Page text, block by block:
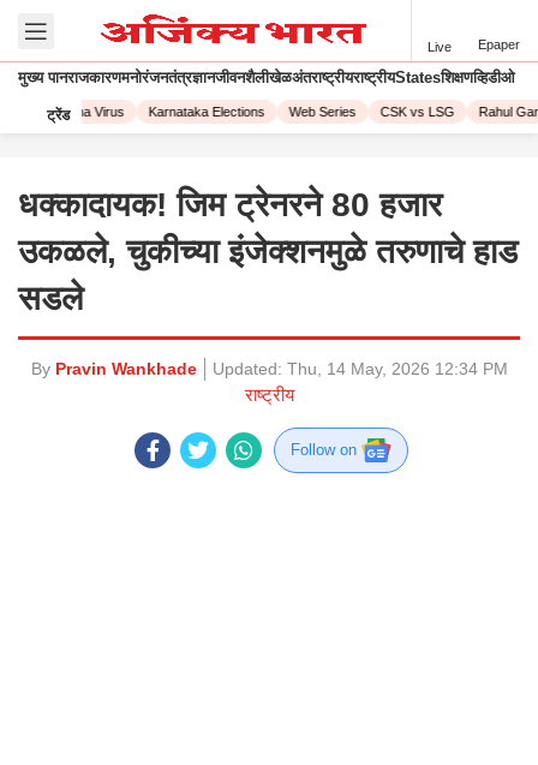
Live Epaper
मुख्य पानराजकारणमनोरंजनतंत्रज्ञानजीवनशैलीखेळअंतराष्ट्रीयराष्ट्रीयStatesशिक्षणव्हिडीओ
ट्रेंड
Corona Virus Karnataka Elections Web Series CSK vs LSG Rahul
धक्कादायक! जिम ट्रेनरने 80 हजार
उकळले, चुकीच्या इंजेक्शनमुळे तरुणाचे हाड
सडले
By Pravin Wankhade Updated: Thu, 14 May, 2026 12:34 PM
राष्ट्रीय
Follow on